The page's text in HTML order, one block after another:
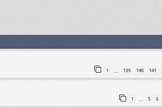
1 139 140 141
1 5 6